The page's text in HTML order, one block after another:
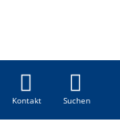
Kontakt Suchen